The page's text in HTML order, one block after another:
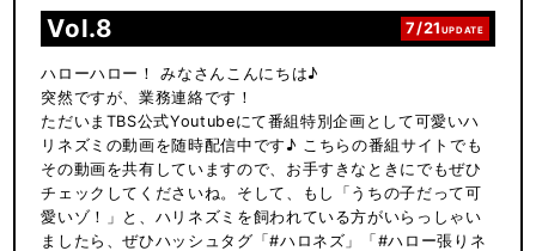
Vol.8 7/21 UPDATE
ハローハロー！ みなさんこんにちは♪
突然ですが、業務連絡です！
ただいまTBS公式Youtubeにて番組特別企画として可愛いハ
リネズミの動画を随時配信中です♪ こちらの番組サイトでも
その動画を共有していますので、お手すきなときにでもぜひ
チェックしてくださいね。そして、もし「うちの子だって可
愛いゾ！」と、ハリネズミを飼われている方がいらっしゃい
ましたら、ぜひハッシュタグ「#ハロネズ」「#ハロー張りネ